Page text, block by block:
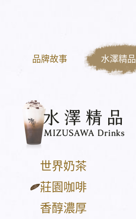
品牌故事 水澤精品
世界奶茶
莊園咖啡
香醇濃厚